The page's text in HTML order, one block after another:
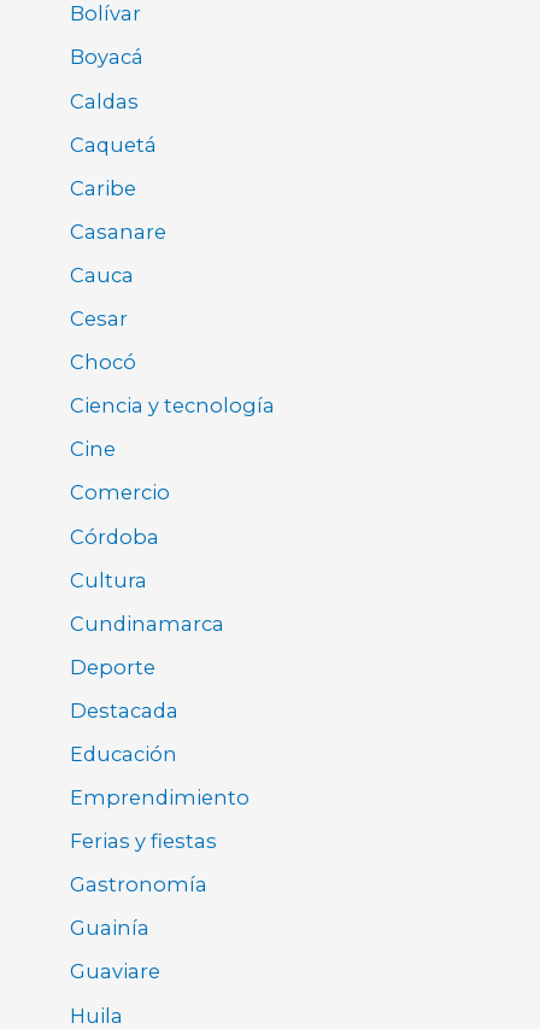
Bolívar
Boyacá
Caldas
Caquetá
Caribe
Casanare
Cauca
Cesar
Chocó
Ciencia y tecnología
Cine
Comercio
Córdoba
Cultura
Cundinamarca
Deporte
Destacada
Educación
Emprendimiento
Ferias y fiestas
Gastronomía
Guainía
Guaviare
Huila